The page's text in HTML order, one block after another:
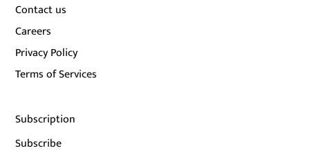
Contact us
Careers
Privacy Policy
Terms of Services
Subscription
Subscribe